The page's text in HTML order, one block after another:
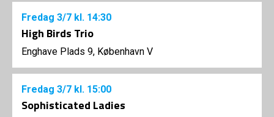
Fredag 3/7 kl. 14:30
High Birds Trio
Enghave Plads 9, København V
Fredag 3/7 kl. 15:00
Sophisticated Ladies